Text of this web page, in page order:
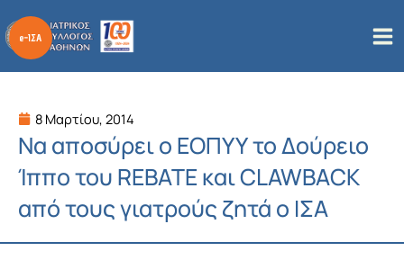
στο
περιεχόμενο
8 Μαρτίου, 2014
Να αποσύρει ο ΕΟΠΥΥ το Δούρειο
Ίππο του REBATE και CLAWBACK
από τους γιατρούς ζητά ο ΙΣΑ